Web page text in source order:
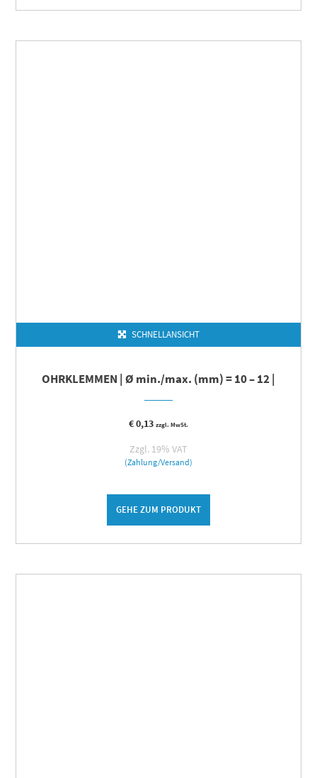
SCHNELLANSICHT
OHRKLEMMEN | Ø min./max. (mm) = 10 – 12 |
€0,13 zzgl. MwSt.
Zzgl. 19% VAT
(Zahlung/Versand)
GEHE ZUM PRODUKT